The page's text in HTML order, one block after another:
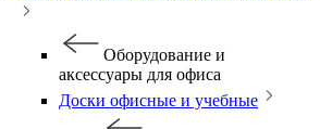
Оборудование и
аксессуары для офиса
Доски офисные и учебные